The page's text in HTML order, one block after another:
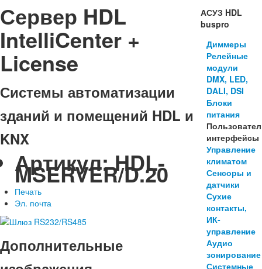
Сервер HDL
IntelliCenter +
License
Системы автоматизации
зданий и помещений HDL и
KNX
Артикул:HDL-
MSERVER/D.20
Печать
Эл. почта
Дополнительные
АСУЗ HDL
buspro
Диммеры
Релейные
модули
DMX, LED,
DALI, DSI
Блоки
питания
интерфейсы
Управление
климатом
Сенсоры и
датчики
Сухие
контакты,
ИК-
управление
Аудио
зонирование
Системные